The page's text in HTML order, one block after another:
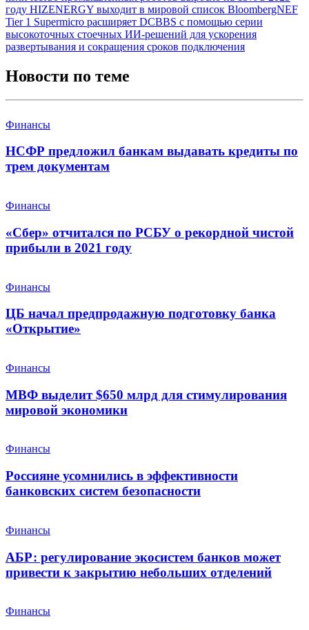
году HIZENERGY выходит в мировой список BloombergNEF
Tier 1 Supermicro расширяет DCBBS с помощью серии
высокоточных стоечных ИИ-решений для ускорения
развертывания и сокращения сроков подключения
Новости по теме
Финансы
НСФР предложил банкам выдавать кредиты по
трем документам
Финансы
«Сбер» отчитался по РСБУ о рекордной чистой
прибыли в 2021 году
Финансы
ЦБ начал предпродажную подготовку банка
«Открытие»
Финансы
МВФ выделит $650 млрд для стимулирования
мировой экономики
Финансы
Россияне усомнились в эффективности
банковских систем безопасности
Финансы
АБР: регулирование экосистем банков может
привести к закрытию небольших отделений
Финансы